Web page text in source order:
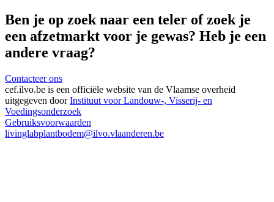
Ben je op zoek naar een teler of zoek je
een afzetmarkt voor je gewas? Heb je een
andere vraag?
Contacteer ons
cef.ilvo.be is een officiële website van de Vlaamse overheid
uitgegeven doorInstituut voor Landouw-, Visserij- en
Voedingsonderzoek
Gebruiksvoorwaarden
livinglabplantbodem@ilvo.vlaanderen.be